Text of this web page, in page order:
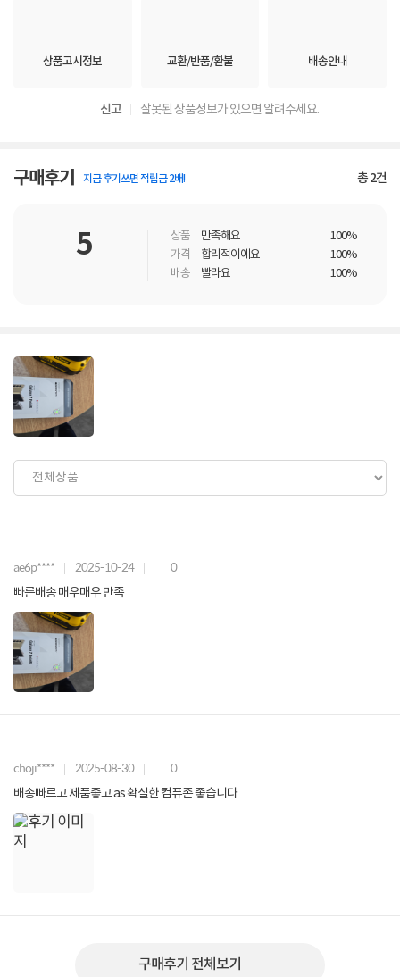
상품고시정보 교환/반품/환불 배송안내
신고 잘못된 상품정보가 있으면 알려주세요.
구매후기 지금 후기쓰면 적립금 2배! 총2건
5 상품 만족해요
100%
가격
합리적이에요
100%
배송
빨라요 100%
ae6p**** 2025-10-24 0
빠른배송 매우매우 만족
choji**** 2025-08-30 0
배송빠르고 제품좋고 as 확실한 컴퓨존 좋습니다
구매후기 전체보기